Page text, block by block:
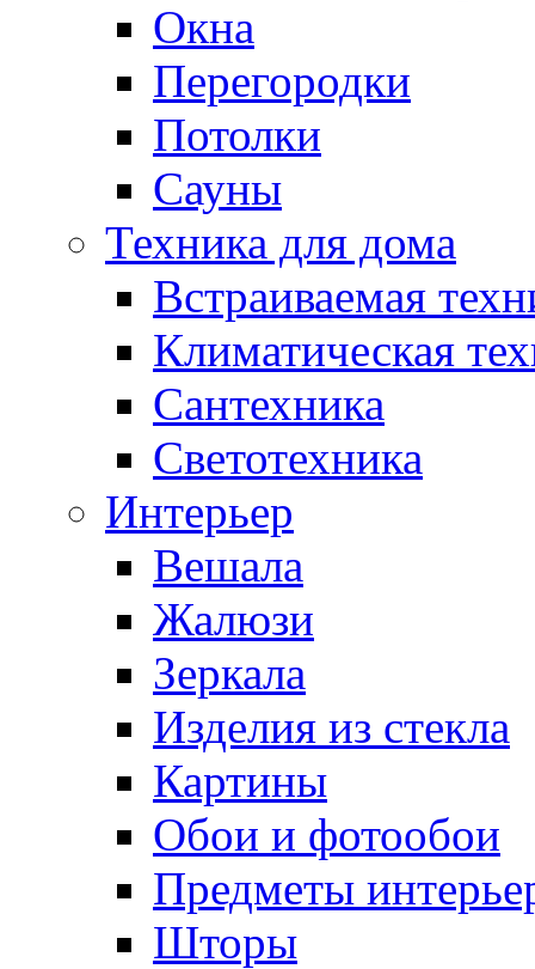
Окна
Перегородки
Потолки
Сауны
Техника для дома
Встраиваемая
Климатическая
Сантехника
Светотехника
Интерьер
Вешала
Жалюзи
Зеркала
Изделия из стекла
Картины
Обои и фотообои
Предметы
Шторы